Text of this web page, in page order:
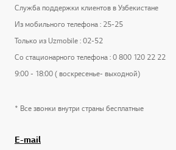
Служба поддержки клиентов в Узбекистане
Из мобильного телефона : 25-25
Только из Uzmobile : 02-52
Со стационарного телефона : 0 800 120 22 22
9:00 - 18:00 ( воскресенье- выходной)
* Все звонки внутри страны бесплатные
E-mail